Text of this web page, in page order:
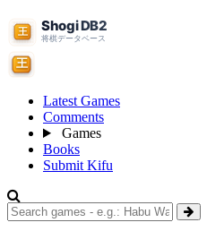
Latest Games
Comments
Games
Books
Submit Kifu